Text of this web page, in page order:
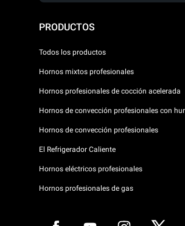
PRODUCTOS
Todos los productos
Hornos mixtos profesionales
Hornos profesionales de cocción acelerada
Hornos de convección profesionales con
Hornos de convección profesionales
El Refrigerador Caliente
Hornos eléctricos profesionales
Hornos profesionales de gas